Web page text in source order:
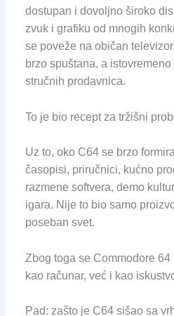
dostupan i dovoljno široko
zvuk i grafiku od mnogih
se poveže na običan
brzo spuštana, a
stručnih prodavnica.
To je bio recept za tržišni
Uz to, oko C64 se brzo
časopisi, priručnici, kućno
razmene softvera, demo
igara. Nije to bio samo
poseban svet.
Zbog toga se Commodore
kao računar, već i kao
Pad: zašto je C64 sišao sa